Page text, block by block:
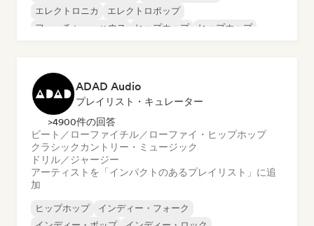
エレクトロニカ
エレクトロポップ
フューチャー・ハウス
ヒップホップ
ヒップホップ
ADAD Audio
プレイリスト・キュレーター
>4900件の回答
ビート／ローファイチル／ローファイ・ヒップホップ
クラシック カントリー・ミュージック
ドリル／ジャージー
アーティストを「インパクトのあるプレイリスト」に追
加
ヒップホップ
インディー・フォーク